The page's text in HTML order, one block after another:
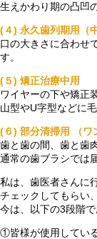
生えかわり期の凸凹
(４) 永久歯列期用（
口の大きさに合わせ
す。
(５) 矯正治療中用
ワイヤーの下や矯正
山型やU字型などに
(６) 部分清掃用 （ワ
歯と歯の間、歯と歯
通常の歯ブラシでは
私は、歯医者さんに
チェックしてもらい
今は、以下の3段階
①皆様が使用してい